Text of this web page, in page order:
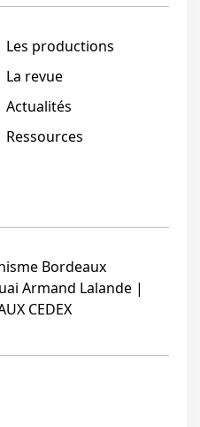
Les productions
La revue
Actualités
Ressources
Bordeaux
Armand Lalande |
CEDEX